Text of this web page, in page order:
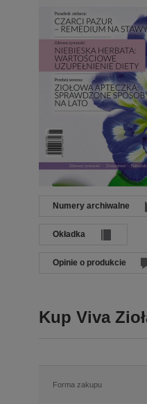
Numery archiwalne
Okładka
Opinie o produkcie
Kup Viva
Forma zakupu